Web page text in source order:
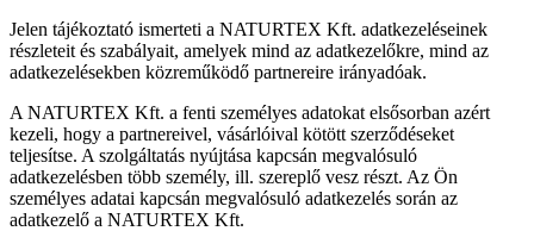
Jelen tájékoztató ismerteti a NATURTEX Kft. adatkezeléseinek
részleteit és szabályait, amelyek mind az adatkezelőkre, mind az
adatkezelésekben közreműködő partnereire irányadóak.
A NATURTEX Kft. a fenti személyes adatokat elsősorban azért
kezeli, hogy a partnereivel, vásárlóival kötött szerződéseket
teljesítse. A szolgáltatás nyújtása kapcsán megvalósuló
adatkezelésben több személy, ill. szereplő vesz részt. Az Ön
személyes adatai kapcsán megvalósuló adatkezelés során az
adatkezelő a NATURTEX Kft.